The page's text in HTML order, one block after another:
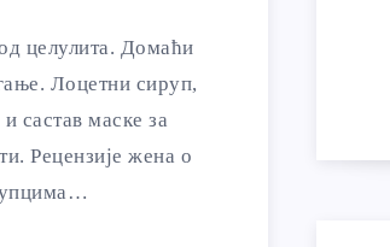
целулита. Домаћи
Лоцетни сируп,
састав маске за
Рецензије жена о